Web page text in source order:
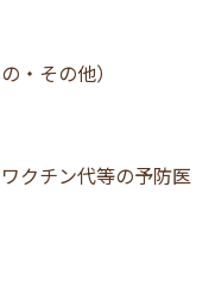
・その他）
クチン代等の予防医